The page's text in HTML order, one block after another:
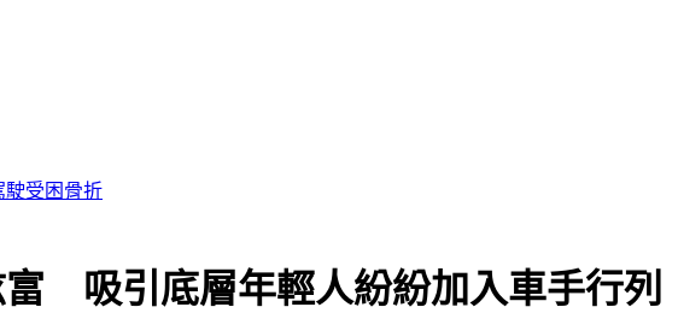
仁悼：觀念救國
吸引底層年輕人紛紛加入車手行列